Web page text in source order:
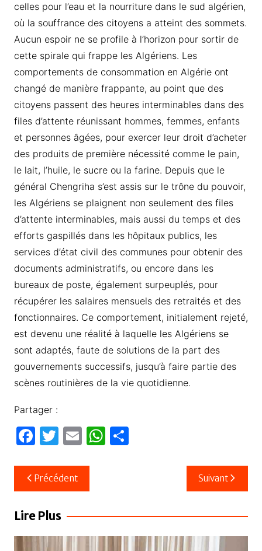
celles pour l’eau et la nourriture dans le sud algérien,
où la souffrance des citoyens a atteint des sommets.
Aucun espoir ne se profile à l’horizon pour sortir de
cette spirale qui frappe les Algériens. Les
comportements de consommation en Algérie ont
changé de manière frappante, au point que des
citoyens passent des heures interminables dans des
files d’attente réunissant hommes, femmes, enfants
et personnes âgées, pour exercer leur droit d’acheter
des produits de première nécessité comme le pain,
le lait, l’huile, le sucre ou la farine. Depuis que le
général Chengriha s’est assis sur le trône du pouvoir,
les Algériens se plaignent non seulement des files
d’attente interminables, mais aussi du temps et des
efforts gaspillés dans les hôpitaux publics, les
services d’état civil des communes pour obtenir des
documents administratifs, ou encore dans les
bureaux de poste, également surpeuplés, pour
récupérer les salaires mensuels des retraités et des
fonctionnaires. Ce comportement, initialement rejeté,
est devenu une réalité à laquelle les Algériens se
sont adaptés, faute de solutions de la part des
gouvernements successifs, jusqu’à faire partie des
scènes routinières de la vie quotidienne.
Partager :
F
c
e
b
T
itt
er
E
ail
W
A
P
er
Navigation
de
l’article
Précédent Suivant
Lire Plus